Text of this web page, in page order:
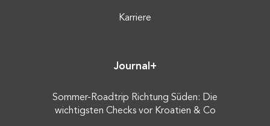
Karriere
Journal+
Sommer-Roadtrip Richtung Süden: Die
wichtigsten Checks vor Kroatien & Co